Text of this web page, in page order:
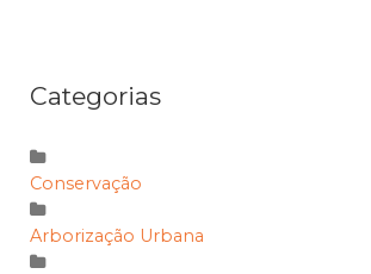
Categorias
Conservação
Arborização Urbana